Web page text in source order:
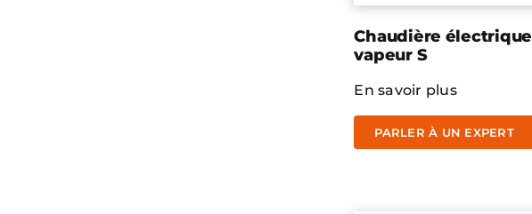
Chaudière électrique
vapeur S
En savoir plus
PARLER À UN EXPERT